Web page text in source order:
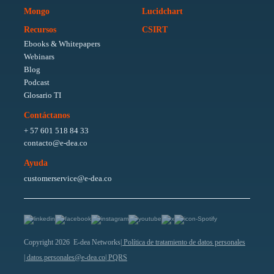
Mongo
Lucidchart
Recursos
Ebooks & Whitepapers
Webinars
Blog
Podcast
Glosario TI
CSIRT
Contáctanos
+ 57 601 518 84 33
contacto@e-dea.co
Ayuda
customerservice@e-dea.co
Copyright 2026 E-dea Networks | Política de tratamiento de datos personales
| datos.personales@e-dea.co | PQRS